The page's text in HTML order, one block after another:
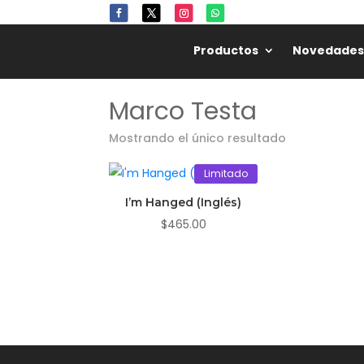
Productos Novedades
Marco Testa
Mostrando el único resultado
Limitado
I’m Hanged (Inglés)
$465.00
🌸 🏷️